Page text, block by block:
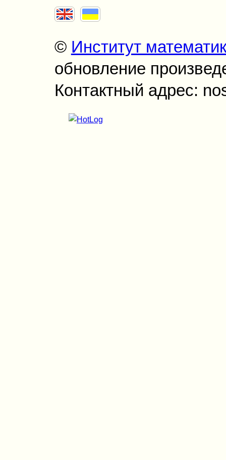
© Институт
обновление
Контактный адрес: